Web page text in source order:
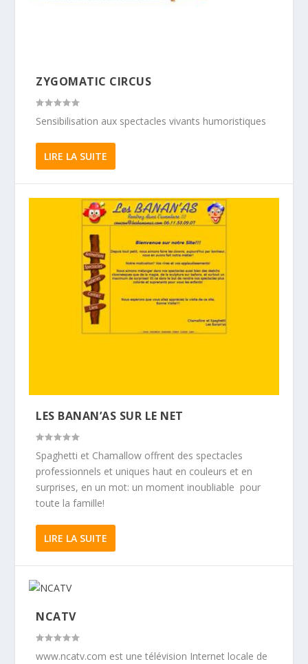
ZYGOMATIC CIRCUS
Sensibilisation aux spectacles vivants humoristiques
LIRE LA SUITE
LES BANAN’AS SUR LE NET
Spaghetti et Chamallow offrent des spectacles
professionnels et uniques haut en couleurs et en
surprises, en un mot: un moment inoubliable pour
toute la famille!
LIRE LA SUITE
NCATV
www.ncatv.com est une télévision Internet locale de